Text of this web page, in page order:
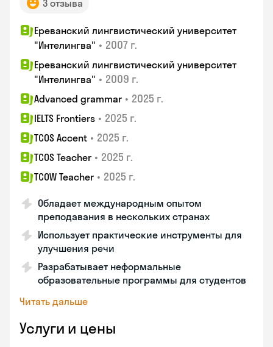
3 отзыва
Ереванский лингвистический университет
"Интелингва" • 2007 г.
Ереванский лингвистический университет
"Интелингва" • 2009 г.
Advanced grammar • 2025 г.
IELTS Frontiers • 2025 г.
TCOS Accent • 2025 г.
TCOS Teacher • 2025 г.
TCOW Teacher • 2025 г.
Обладает международным опытом
преподавания в нескольких странах
Использует практические инструменты для
улучшения речи
Разрабатывает неформальные
образовательные программы для студентов
Читать дальше
Услуги и цены